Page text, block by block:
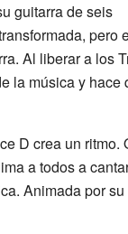
guitarra de seis
pero
Al liberar a los
la música y hace
D crea un ritmo.
a todos a
Animada por su